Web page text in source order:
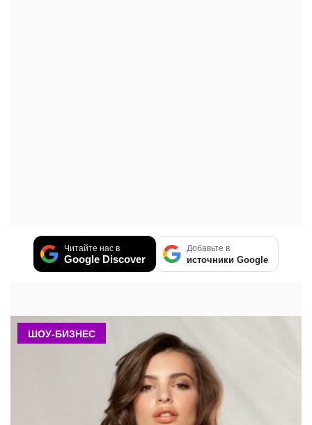
Читайте нас в
Google Discover
Добавьте в
источники Google
ШОУ-БИЗНЕС